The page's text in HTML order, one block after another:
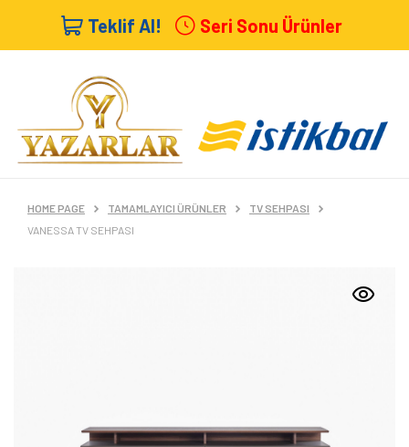
Teklif Al! Seri Sonu Ürünler
HOME PAGE TAMAMLAYICI ÜRÜNLER
TV SEHPASI
VANESSA TV SEHPASI